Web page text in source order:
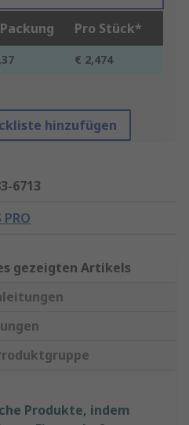
Pro Stück*
€ 2,474
hinzufügen
6713
PRO
gezeigten Artikels
Produkte, indem